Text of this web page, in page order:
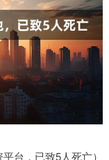
台，已致5人死亡）